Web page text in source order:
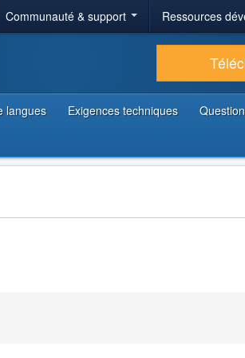
Communauté & support Ressources
langues Exigences techniques